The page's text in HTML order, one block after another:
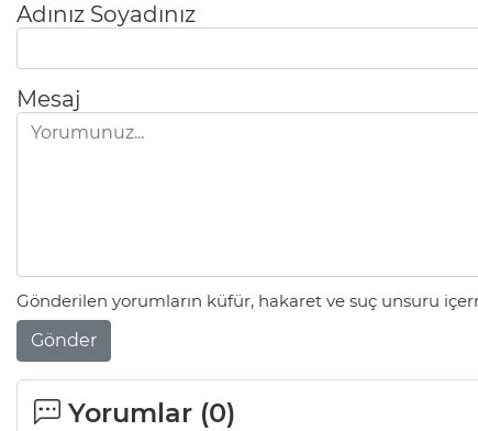
Adınız Soyadınız
Mesaj
Gönderilen yorumların küfür, hakaret ve suç unsuru
Gönder
Yorumlar (0)